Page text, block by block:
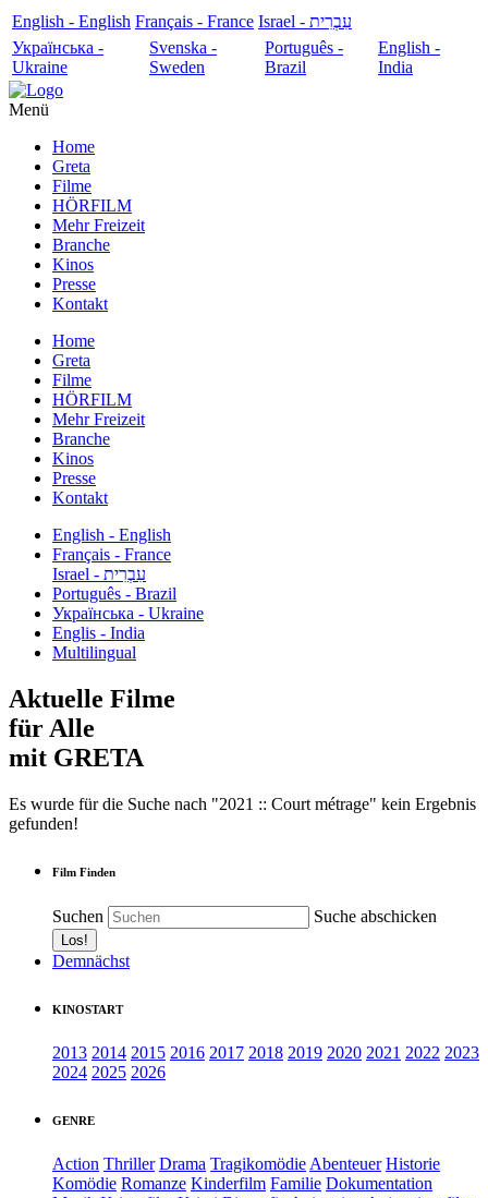
English - English Français - France
עִבְרִית - Israel
Українська -
Ukraine
Svenska -
Sweden
Português -
Brazil
English -
India
Menü
Home
Greta
Filme
HÖRFILM
Mehr Freizeit
Branche
Kinos
Presse
Kontakt
Home
Greta
Filme
HÖRFILM
Mehr Freizeit
Branche
Kinos
Presse
Kontakt
English - English
Français - France
עִבְרִית - Israel
Português - Brazil
Українська - Ukraine
Englis - India
Multilingual
Aktuelle Filme
für Alle
mit GRETA
Es wurde für die Suche nach "2021 :: Court métrage" kein Ergebnis
gefunden!
Film Finden
Suchen Suche abschicken
Demnächst
KINOSTART
2013 2014 2015 2016 2017 2018 2019 2020 2021 2022 2023
2024 2025 2026
GENRE
Action Thriller Drama Tragikomödie Abenteuer Historie
Komödie Romanze Kinderfilm Familie Dokumentation